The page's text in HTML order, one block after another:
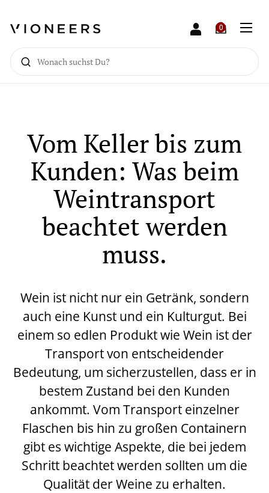
Vorschläge
Weißwein
0
Vom Keller bis zum
Kunden: Was beim
Weintransport
beachtet werden
muss.
Wein ist nicht nur ein Getränk, sondern
auch eine Kunst und ein Kulturgut. Bei
einem so edlen Produkt wie Wein ist der
Transport von entscheidender
Bedeutung, um sicherzustellen, dass er in
bestem Zustand bei den Kunden
ankommt. Vom Transport einzelner
Flaschen bis hin zu großen Containern
gibt es wichtige Aspekte, die bei jedem
Schritt beachtet werden sollten um die
Qualität der Weine zu erhalten.